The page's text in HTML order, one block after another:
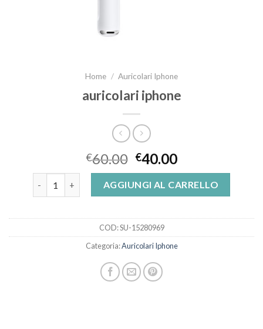
Home / Auricolari Iphone
auricolari iphone
€60.00 €40.00
auricolari iphone quantitàAGGIUNGI AL CARRELLO
COD:SU-15280969
Categoria:Auricolari Iphone